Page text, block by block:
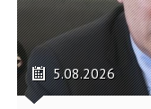
5.08.2026